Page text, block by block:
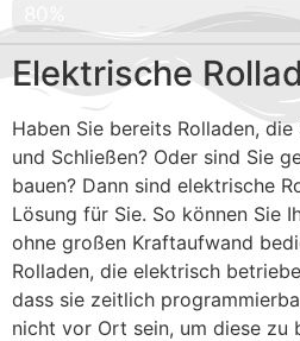
Abdeckung Hamburg
80%
Elektrische
Haben Sie bereits Rolladen,
und Schließen? Oder sind Sie
bauen? Dann sind elektrische
Lösung für Sie. So können Sie
ohne großen Kraftaufwand
Rolladen, die elektrisch
dass sie zeitlich
nicht vor Ort sein, um diese zu